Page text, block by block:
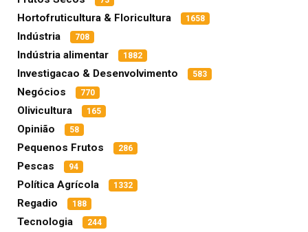
Hortofruticultura & Floricultura 1658
Indústria 708
Indústria alimentar 1882
Investigacao & Desenvolvimento 583
Negócios 770
Olivicultura 165
Opinião 58
Pequenos Frutos 286
Pescas 94
Política Agrícola 1332
Regadio 188
Tecnologia 244